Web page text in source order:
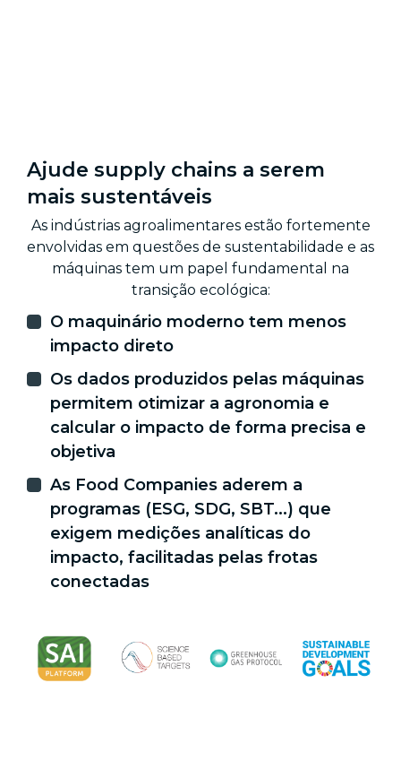
Ajude supply chains a serem
mais sustentáveis
As indústrias agroalimentares estão fortemente
envolvidas em questões de sustentabilidade e as
máquinas tem um papel fundamental na
transição ecológica:
O maquinário moderno tem menos
impacto direto
Os dados produzidos pelas máquinas
permitem otimizar a agronomia e
calcular o impacto de forma precisa e
objetiva
As Food Companies aderem a
programas (ESG, SDG, SBT...) que
exigem medições analíticas do
impacto, facilitadas pelas frotas
conectadas